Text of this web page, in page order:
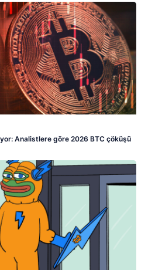
Analistlere göre 2026 BTC çöküşü